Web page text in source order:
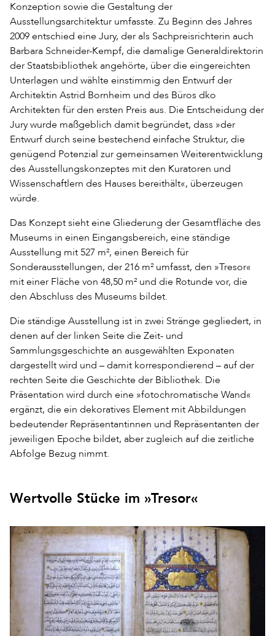
Konzeption sowie die Gestaltung der
Ausstellungsarchitektur umfasste. Zu Beginn des Jahres
2009 entschied eine Jury, der als Sachpreisrichterin auch
Barbara Schneider-Kempf, die damalige Generaldirektorin
der Staatsbibliothek angehörte, über die eingereichten
Unterlagen und wählte einstimmig den Entwurf der
Architektin Astrid Bornheim und des Büros dko
Architekten für den ersten Preis aus. Die Entscheidung der
Jury wurde maßgeblich damit begründet, dass »der
Entwurf durch seine bestechend einfache Struktur, die
genügend Potenzial zur gemeinsamen Weiterentwicklung
des Ausstellungskonzeptes mit den Kuratoren und
Wissenschaftlern des Hauses bereithält«, überzeugen
würde.
Das Konzept sieht eine Gliederung der Gesamtfläche des
Museums in einen Eingangsbereich, eine ständige
Ausstellung mit 527 m², einen Bereich für
Sonderausstellungen, der 216 m² umfasst, den »Tresor«
mit einer Fläche von 48,50 m² und die Rotunde vor, die
den Abschluss des Museums bildet.
Die ständige Ausstellung ist in zwei Stränge gegliedert, in
denen auf der linken Seite die Zeit- und
Sammlungsgeschichte an ausgewählten Exponaten
dargestellt wird und – damit korrespondierend – auf der
rechten Seite die Geschichte der Bibliothek. Die
Präsentation wird durch eine »fotochromatische Wand«
ergänzt, die ein dekoratives Element mit Abbildungen
bedeutender Repräsentantinnen und Repräsentanten der
jeweiligen Epoche bildet, aber zugleich auf die zeitliche
Abfolge Bezug nimmt.
Wertvolle Stücke im »Tresor«